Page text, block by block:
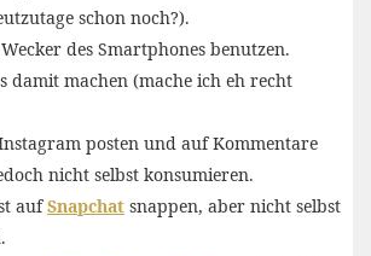
schon noch?).
des Smartphones benutzen.
damit machen (mache ich eh recht
posten und auf Kommentare
nicht selbst konsumieren.
aufSnapchat snappen, aber nicht selbst